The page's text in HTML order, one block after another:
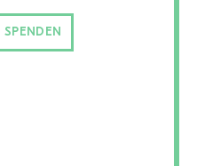
SPENDEN